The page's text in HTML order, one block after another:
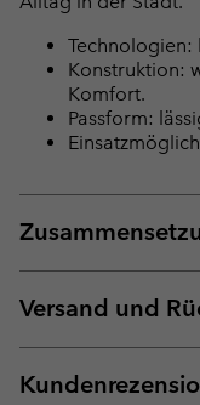
Technologien:
Konstruktion:
Komfort.
Passform:
Versand und